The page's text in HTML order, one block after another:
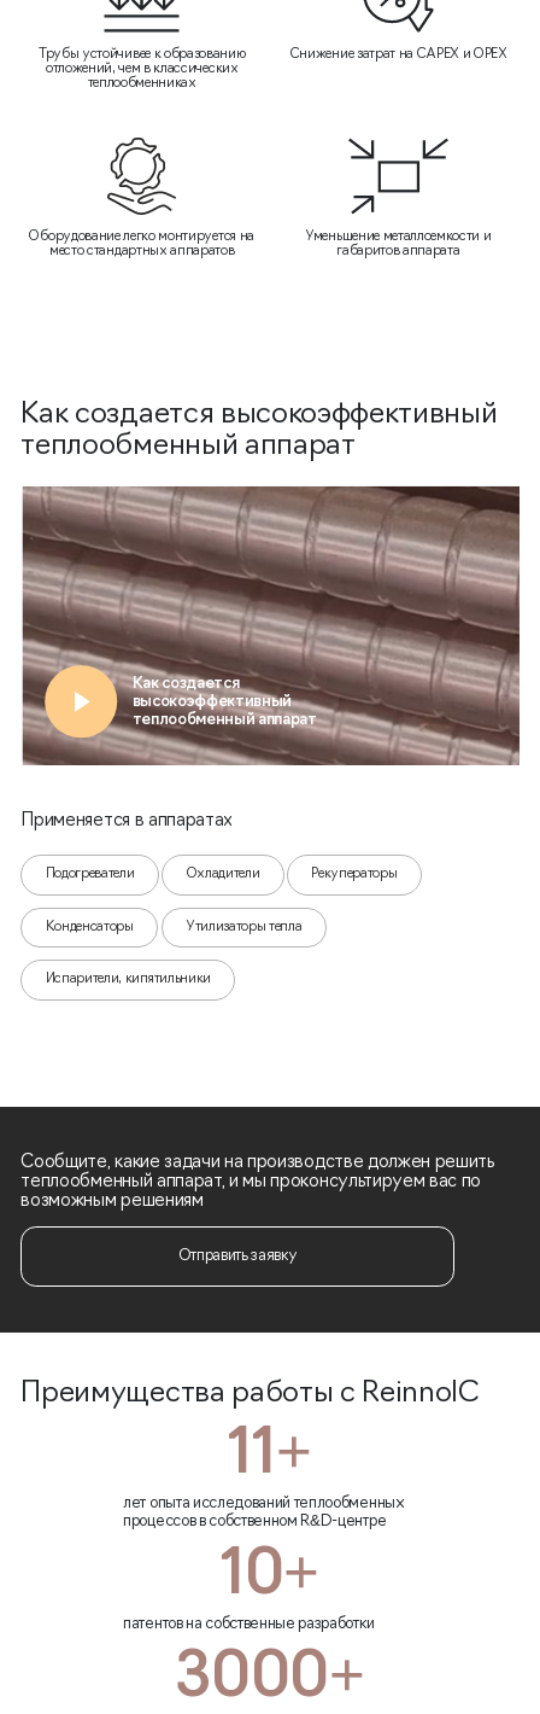
Трубы устойчивее к образованию
отложений, чем в классических
теплообменниках
Снижение затрат на CAPEX и OPEX
Оборудование легко монтируется на
место стандартных аппаратов
Уменьшение металлоемкости и
габаритов аппарата
Как создается высокоэффективный
теплообменный аппарат
Применяется в аппаратах
Подогреватели Охладители Рекуператоры
Конденсаторы Утилизаторы тепла
Испарители, кипятильники
Сообщите, какие задачи на производстве должен решить
теплообменный аппарат, и мы проконсультируем вас по
возможным решениям
Отправить заявку
Преимущества работы с ReinnolC
11+
лет опыта исследований теплообменных
процессов в собственном R&D-центре
10+
патентов на собственные разработки
3000+